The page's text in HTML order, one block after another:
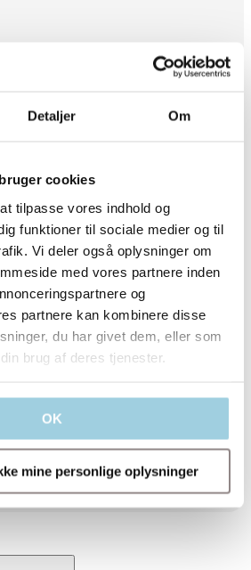
Detaljer Om
cookies
tilpasse vores indhold og
funktioner til sociale medier og til
Vi deler også oplysninger om
med vores partnere inden
og
partnere kan kombinere disse
du har givet dem, eller som
brug af deres tjenester.
OK
mine personlige oplysninger
hermed samtykke til at Atos Medical,
af Coloplast Danmark A/S, behandler
personlige oplysninger med det formål at
marketing, invitationer til event og
om Atos Medical produkter og